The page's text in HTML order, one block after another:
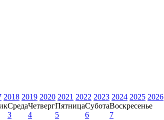
2018 2019 2020 2021 2022 2023 2024 2025 2026
СредаЧетвергПятницаСуботаВоскресенье
3 4 5 6 7